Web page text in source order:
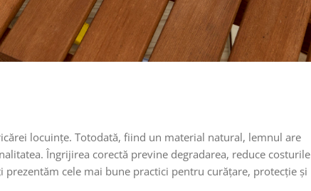
locuințe. Totodată, fiind un material natural, lemnul are
Îngrijirea corectă previne degradarea, reduce costurile
cele mai bune practici pentru curățare, protecție și